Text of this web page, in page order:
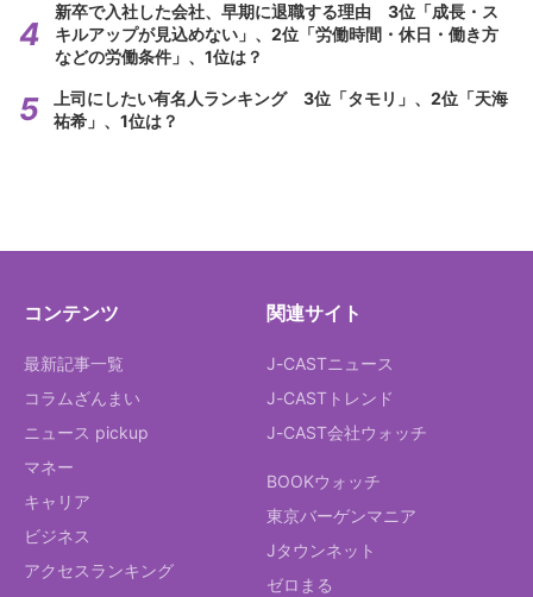
新卒で入社した会社、早期に退職する理由 3位「成長・ス
キルアップが見込めない」、2位「労働時間・休日・働き方
などの労働条件」、1位は？
上司にしたい有名人ランキング 3位「タモリ」、2位「天海
祐希」、1位は？
コンテンツ
最新記事一覧
コラムざんまい
ニュース pickup
マネー
キャリア
ビジネス
アクセスランキング
関連サイト
J-CASTニュース
J-CASTトレンド
J-CAST会社ウォッチ
BOOKウォッチ
東京バーゲンマニア
Jタウンネット
ゼロまる